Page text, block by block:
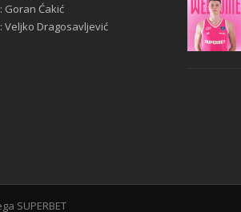
Goran Ćakić
Veljko Dragosavljević
SUPERBET